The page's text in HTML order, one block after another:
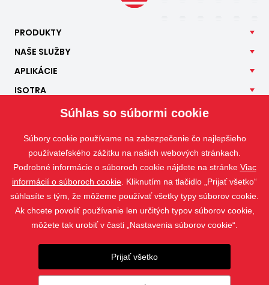
PRODUKTY
NAŠE SLUŽBY
APLIKÁCIE
ISOTRA
Fotografie sú chránené autorským právom a ich sťahovanie alebo
Súhlas so súbormi cookie
Súbory cookie používame na zabezpečenie čo najlepšieho
používateľského zážitku na našich webových stránkach.
Podrobné informácie o súboroch cookie nájdete na stránke Viac
informácií o súboroch cookie . Kliknutím na tlačidlo „Prijať všetko“
súhlasíte s tým, že môžeme používať všetky typy súborov cookie.
Ak chcete povoliť používanie len určitých typov súborov cookie,
môžete tak urobiť v časti „Nastavenia súborov cookie“.
Prijať všetko